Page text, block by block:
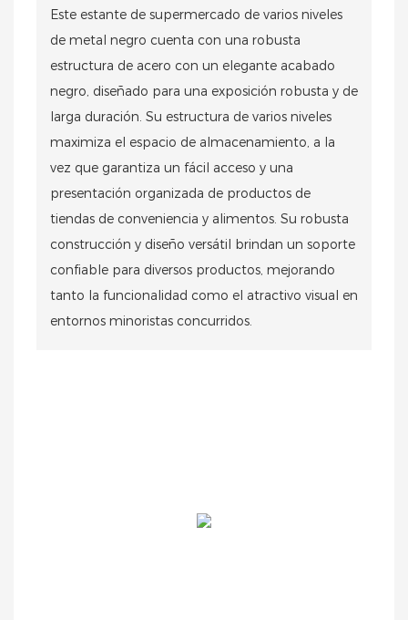
Este estante de supermercado de varios niveles
de metal negro cuenta con una robusta
estructura de acero con un elegante acabado
negro, diseñado para una exposición robusta y de
larga duración. Su estructura de varios niveles
maximiza el espacio de almacenamiento, a la
vez que garantiza un fácil acceso y una
presentación organizada de productos de
tiendas de conveniencia y alimentos. Su robusta
construcción y diseño versátil brindan un soporte
confiable para diversos productos, mejorando
tanto la funcionalidad como el atractivo visual en
entornos minoristas concurridos.